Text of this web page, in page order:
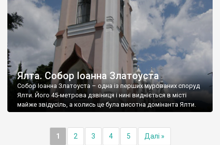
Ялта. Собор Іоанна Златоуста
Собор Іоанна Златоуста – одна із перших мурованих споруд
Ялти. Його 45-метрова дзвіниця і нині видніється в місті
майже звідусіль, а колись це була висотна домінанта Ялти.
1 2 3 4 5 Далі »